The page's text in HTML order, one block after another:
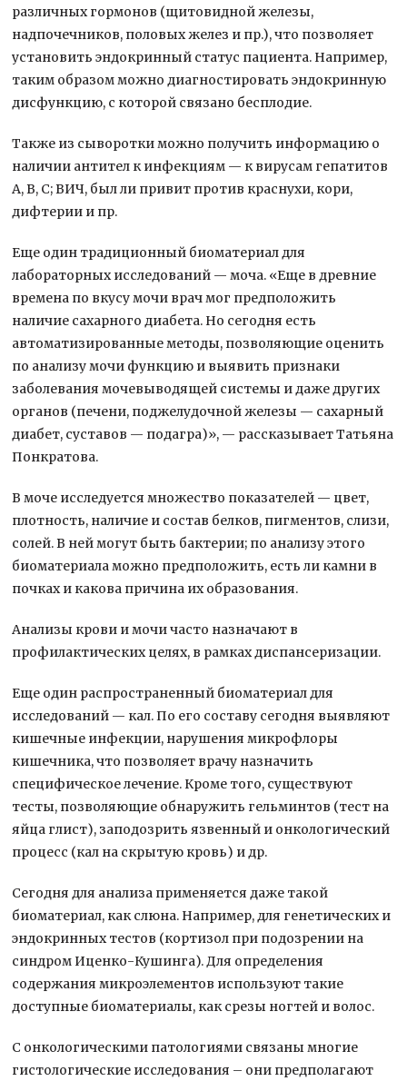
различных гормонов (щитовидной железы,
надпочечников, половых желез и пр.), что позволяет
установить эндокринный статус пациента. Например,
таким образом можно диагностировать эндокринную
дисфункцию, с которой связано бесплодие.
Также из сыворотки можно получить информацию о
наличии антител к инфекциям — к вирусам гепатитов
А, В, С; ВИЧ, был ли привит против краснухи, кори,
дифтерии и пр.
Еще один традиционный биоматериал для
лабораторных исследований — моча. «Еще в древние
времена по вкусу мочи врач мог предположить
наличие сахарного диабета. Но сегодня есть
автоматизированные методы, позволяющие оценить
по анализу мочи функцию и выявить признаки
заболевания мочевыводящей системы и даже других
органов (печени, поджелудочной железы — сахарный
диабет, суставов — подагра)», — рассказывает Татьяна
Понкратова.
В моче исследуется множество показателей — цвет,
плотность, наличие и состав белков, пигментов, слизи,
солей. В ней могут быть бактерии; по анализу этого
биоматериала можно предположить, есть ли камни в
почках и какова причина их образования.
Анализы крови и мочи часто назначают в
профилактических целях, в рамках диспансеризации.
Еще один распространенный биоматериал для
исследований — кал. По его составу сегодня выявляют
кишечные инфекции, нарушения микрофлоры
кишечника, что позволяет врачу назначить
специфическое лечение. Кроме того, существуют
тесты, позволяющие обнаружить гельминтов (тест на
яйца глист), заподозрить язвенный и онкологический
процесс (кал на скрытую кровь) и др.
Сегодня для анализа применяется даже такой
биоматериал, как слюна. Например, для генетических и
эндокринных тестов (кортизол при подозрении на
синдром Иценко-Кушинга). Для определения
содержания микроэлементов используют такие
доступные биоматериалы, как срезы ногтей и волос.
С онкологическими патологиями связаны многие
гистологические исследования – они предполагают